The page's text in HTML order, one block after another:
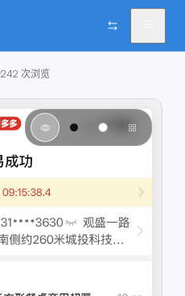
242 次浏览